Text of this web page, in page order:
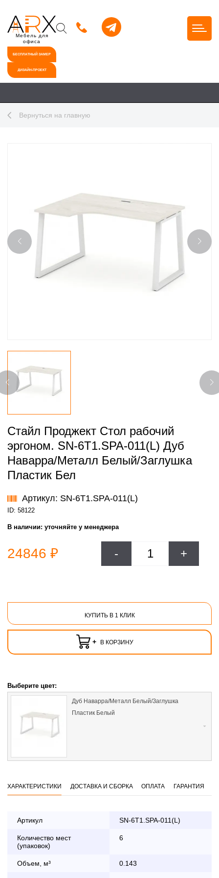
Мебель для
офиса
БЕСПЛАТНЫЙ ЗАМЕР
ДИЗАЙН-ПРОЕКТ
Вернуться на главную
Стайл Проджект Стол рабочий
эргоном. SN-6T1.SPA-011(L) Дуб
Наварра/Металл Белый/Заглушка
Пластик Бел
Артикул: SN-6T1.SPA-011(L)
ID: 58122
В наличии: уточняйте у менеджера
24846 ₽ - +
КУПИТЬ В 1 КЛИК
+ В КОРЗИНУ
Выберите цвет:
Дуб Наварра/Металл Белый/Заглушка
Пластик Белый
ХАРАКТЕРИСТИКИ ДОСТАВКА И СБОРКА ОПЛАТА ГАРАНТИЯ
Артикул SN-6T1.SPA-011(L)
Количество мест
(упаковок)
6
Объем, м³ 0.143
заказа банковской картой